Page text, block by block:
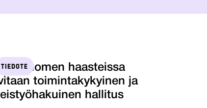
TIEDOTESuomen haasteissa
toimintakykyinen ja
hallitus